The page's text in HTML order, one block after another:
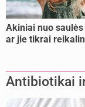
Akiniai nuo
ar jie tikrai
Antibiotikai